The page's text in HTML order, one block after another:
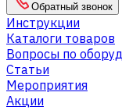
Обратный звонок
Инструкции
Каталоги товаров
Вопросы по
Статьи
Мероприятия
Акции